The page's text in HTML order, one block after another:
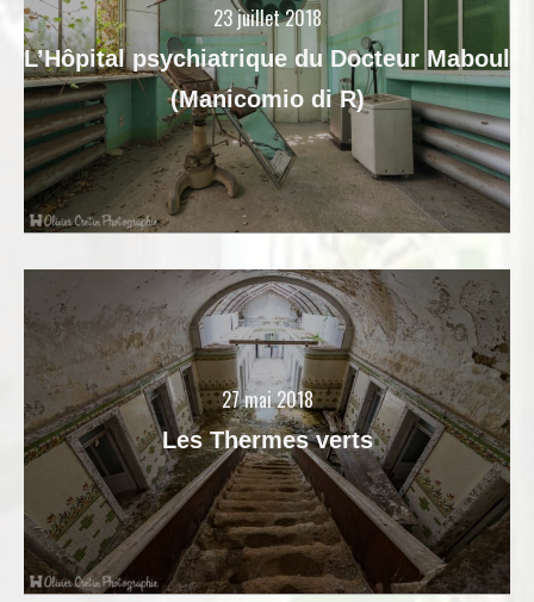
23 juillet 2018
L’Hôpital psychiatrique du Docteur Maboul
(Manicomio di R)
27 mai 2018
Les Thermes verts